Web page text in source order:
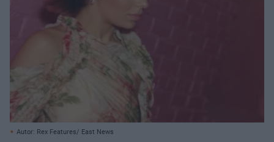
Autor: Rex Features/ East News